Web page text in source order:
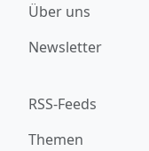
Über uns
Newsletter
RSS-Feeds
Themen